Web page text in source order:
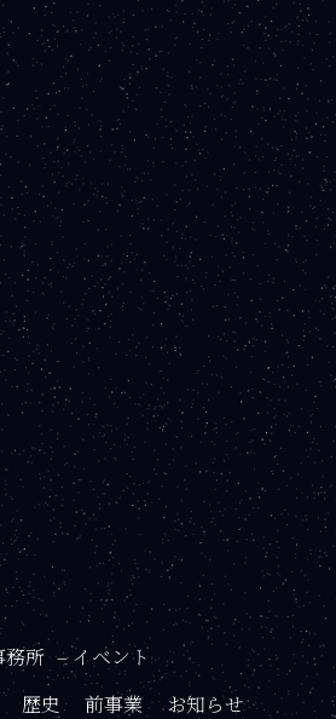
務所 – イベント
歴史 前事業
お知らせ